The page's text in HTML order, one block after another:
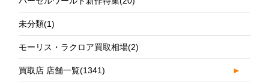
未分類(1)
モーリス・ラクロア買取相場(2)
買取店 店舗一覧(1341) ►